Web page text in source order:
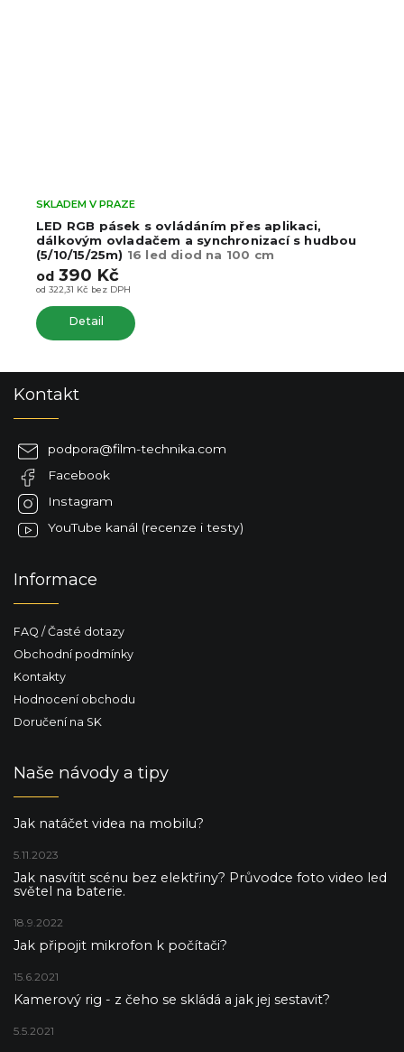
LED RGB pásek s ovládáním přes aplikaci,
dálkovým ovladačem a synchronizací s hudbou
(5/10/15/25m) 16 led diod na 100 cm
SKLADEM V PRAZE
od 322,31 Kč bez DPH
od 390 Kč
Detail
Kontakt
podpora@film-technika.com
Facebook
Instagram
YouTube kanál (recenze i testy)
Informace
FAQ / Časté dotazy
Obchodní podmínky
Kontakty
Hodnocení obchodu
Doručení na SK
Naše návody a tipy
Jak natáčet videa na mobilu?
5.11.2023
Jak nasvítit scénu bez elektřiny? Průvodce foto video led
světel na baterie.
18.9.2022
Jak připojit mikrofon k počítači?
15.6.2021
Kamerový rig - z čeho se skládá a jak jej sestavit?
5.5.2021